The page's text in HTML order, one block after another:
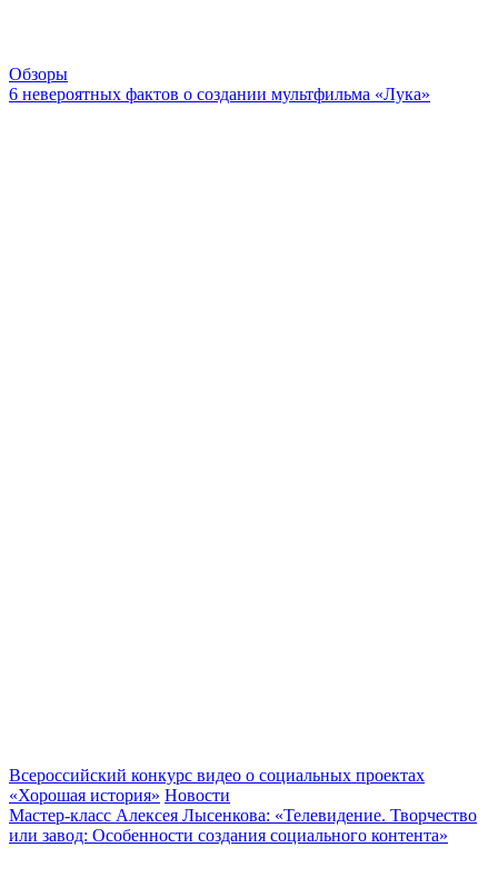
Обзоры
6 невероятных фактов о создании мультфильма «Лука»
Всероссийский конкурс видео о социальных проектах
«Хорошая история» Новости
Мастер-класс Алексея Лысенкова: «Телевидение. Творчество
или завод: Особенности создания социального контента»